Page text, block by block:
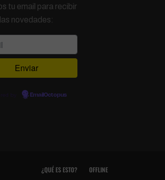
tu email para recibir
las novedades:
EmailOctopus
¿QUÉ ES ESTO? OFFLINE